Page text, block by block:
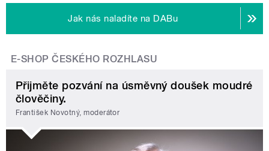
Jak nás naladíte na DABu
E-SHOP ČESKÉHO ROZHLASU
Přijměte pozvání na úsměvný doušek moudré
člověčiny.
František Novotný, moderátor